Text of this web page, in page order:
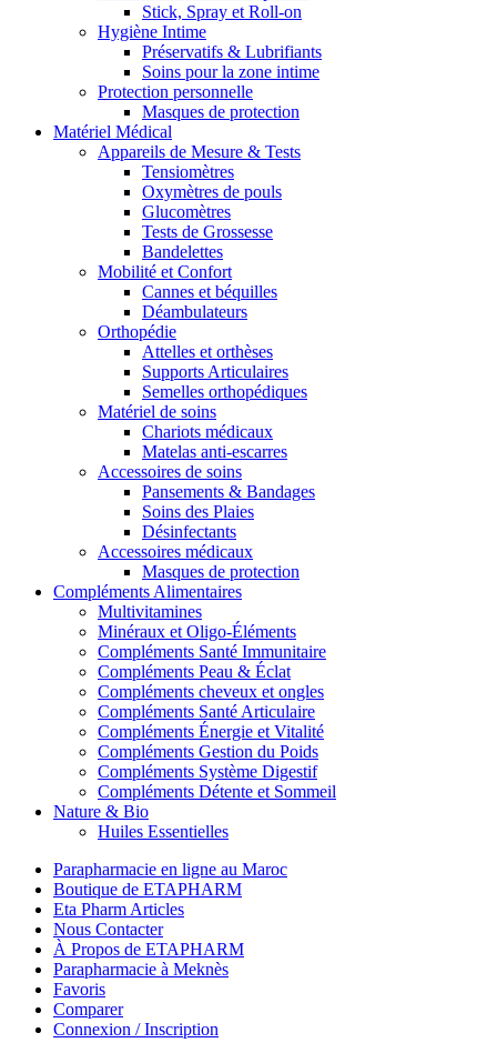
Stick, Spray et Roll-on
Hygiène Intime
Préservatifs & Lubrifiants
Soins pour la zone intime
Protection personnelle
Masques de protection
Matériel Médical
Appareils de Mesure & Tests
Tensiomètres
Oxymètres de pouls
Glucomètres
Tests de Grossesse
Bandelettes
Mobilité et Confort
Cannes et béquilles
Déambulateurs
Orthopédie
Attelles et orthèses
Supports Articulaires
Semelles orthopédiques
Matériel de soins
Chariots médicaux
Matelas anti-escarres
Accessoires de soins
Pansements & Bandages
Soins des Plaies
Désinfectants
Accessoires médicaux
Masques de protection
Compléments Alimentaires
Multivitamines
Minéraux et Oligo-Éléments
Compléments Santé Immunitaire
Compléments Peau & Éclat
Compléments cheveux et ongles
Compléments Santé Articulaire
Compléments Énergie et Vitalité
Compléments Gestion du Poids
Compléments Système Digestif
Compléments Détente et Sommeil
Nature & Bio
Huiles Essentielles
Parapharmacie en ligne au Maroc
Boutique de ETAPHARM
Eta Pharm Articles
Nous Contacter
À Propos de ETAPHARM
Parapharmacie à Meknès
Favoris
Comparer
Connexion / Inscription